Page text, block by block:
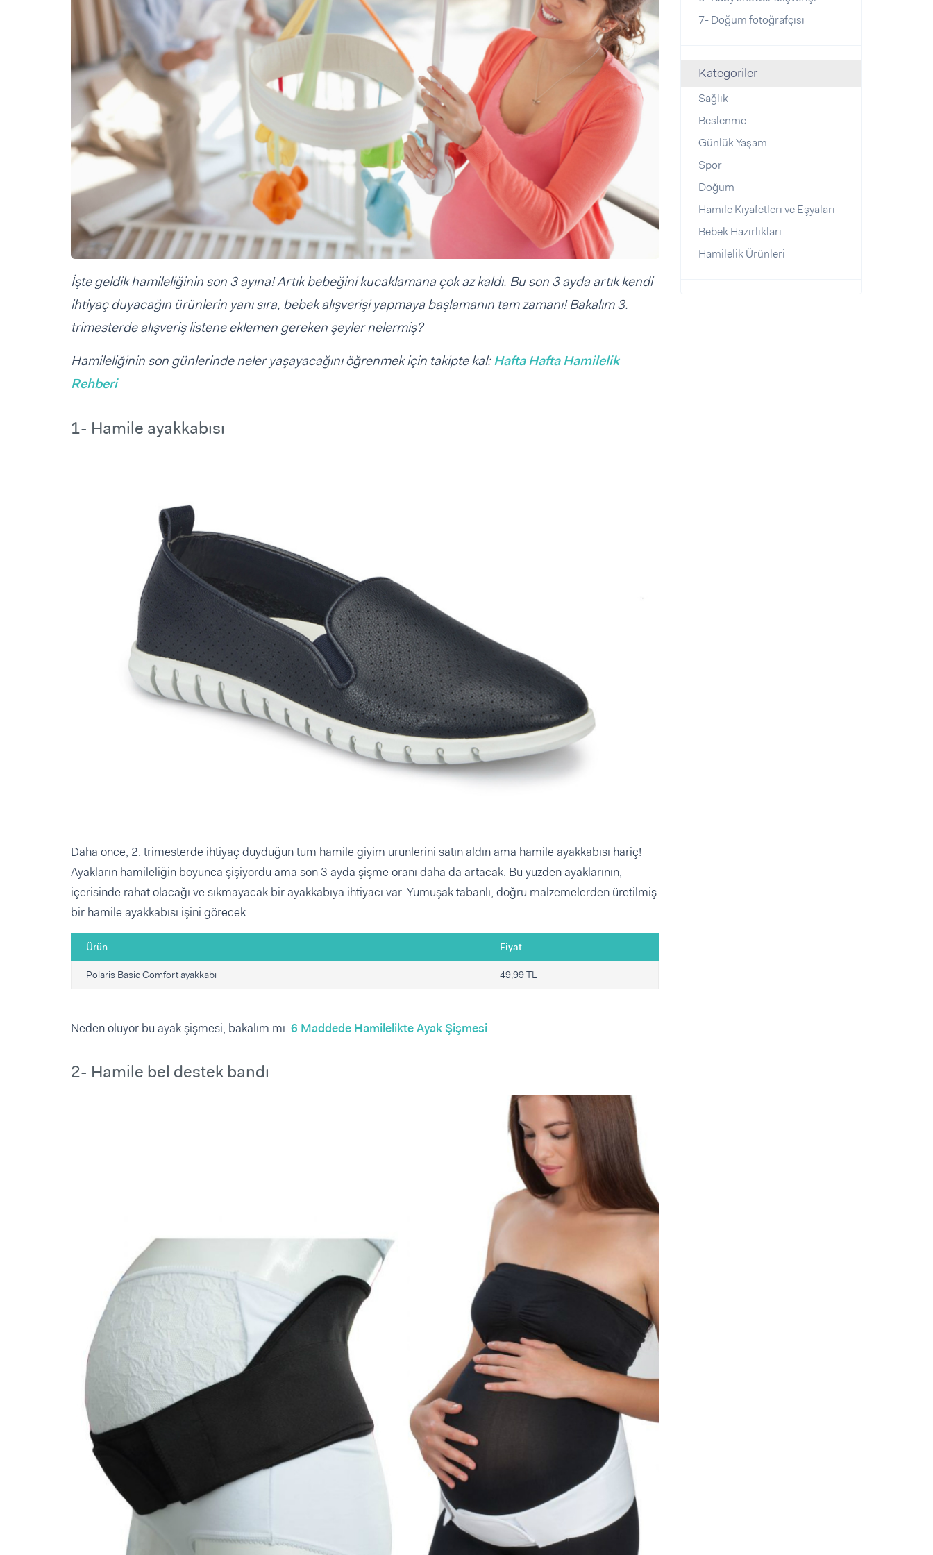
Makaleler
Videolar
Makaleler
Videolar
Eğlence
Ürünler
Sorular ve Yanıtlar
Videolar
İşte geldik hamileliğinin son 3 ayına! Artık bebeğini kucaklamana çok az kaldı. Bu son 3 ayda artık kendi
ihtiyaç duyacağın ürünlerin yanı sıra, bebek alışverişi yapmaya başlamanın tam zamanı! Bakalım 3.
trimesterde alışveriş listene eklemen gereken şeyler nelermiş?
Hamileliğinin son günlerinde neler yaşayacağını öğrenmek için takipte kal:Hafta Hafta Hamilelik
Rehberi
1- Hamile ayakkabısı
Daha önce, 2. trimesterde ihtiyaç duyduğun tüm hamile giyim ürünlerini satın aldın ama hamile ayakkabısı hariç!
Ayakların hamileliğin boyunca şişiyordu ama son 3 ayda şişme oranı daha da artacak. Bu yüzden ayaklarının,
içerisinde rahat olacağı ve sıkmayacak bir ayakkabıya ihtiyacı var. Yumuşak tabanlı, doğru malzemelerden üretilmiş
bir hamile ayakkabısı işini görecek.
Ürün Fiyat
Polaris Basic Comfort ayakkabı 49,99 TL
Neden oluyor bu ayak şişmesi, bakalım mı: 6 Maddede Hamilelikte Ayak Şişmesi
2- Hamile bel destek bandı
7- Doğum fotoğrafçısı
Kategoriler
Sağlık
Beslenme
Günlük Yaşam
Spor
Doğum
Hamile Kıyafetleri ve Eşyaları
Bebek Hazırlıkları
Hamilelik Ürünleri